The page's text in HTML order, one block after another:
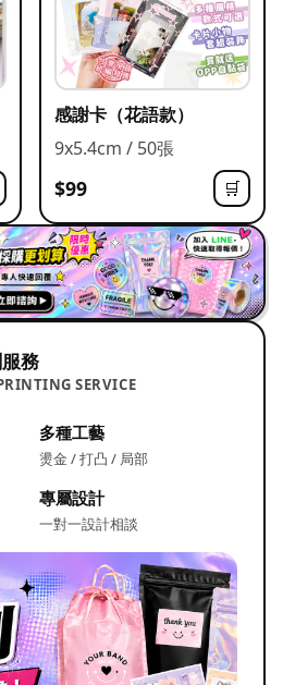
感謝卡（花語款）
9x5.4cm / 50張
$99 🛒
務
SERVICE
多種工藝
燙金 / 打凸 / 局部
專屬設計
一對一設計相談